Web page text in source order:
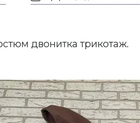
двонитка трикотаж.